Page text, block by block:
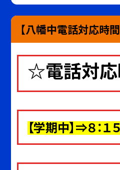
【八幡中電話対応時間
☆電話対
【学期中】⇒８：１